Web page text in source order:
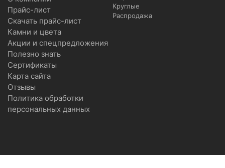
Прайс-лист
Скачать прайс-лист
Камни и цвета
Акции и спецпредложения
Полезно знать
Сертификаты
Карта сайта
Отзывы
Политика обработки
персональных данных
Круглые
Распродажа